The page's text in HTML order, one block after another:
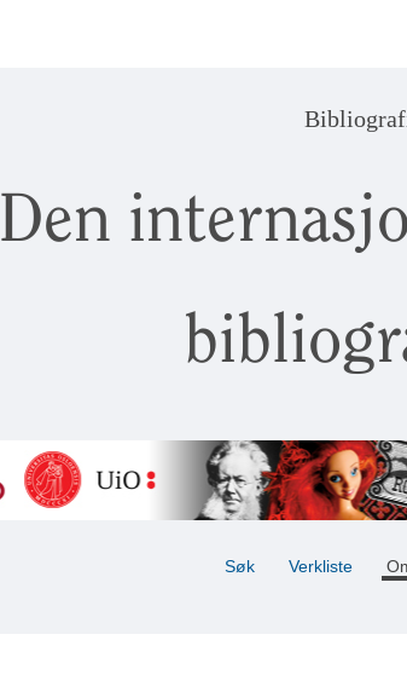
Den
Søk Verkliste